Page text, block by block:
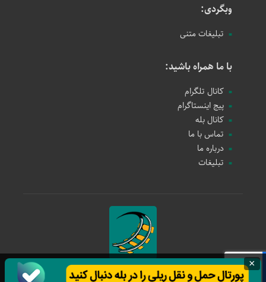
وبگردی:
تبلیغات متنی
با ما همراه باشید:
کانال تلگرام
پیج اینستاگرام
کانال بله
تماس با ما
درباره ما
تبلیغات
حمل و نقل ریلی
×